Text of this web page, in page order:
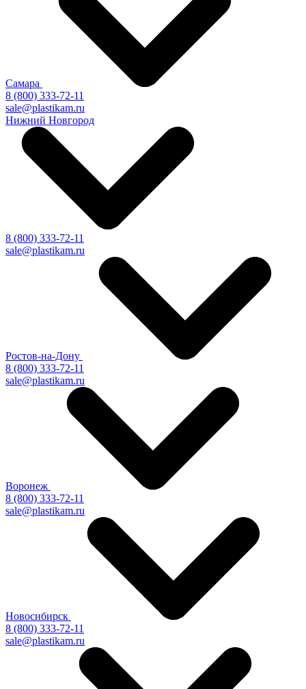
Самара
8 (800) 333-72-11
sale@plastikam.ru
Нижний Новгород
8 (800) 333-72-11
sale@plastikam.ru
Ростов-на-Дону
8 (800) 333-72-11
sale@plastikam.ru
Воронеж
8 (800) 333-72-11
sale@plastikam.ru
Новосибирск
8 (800) 333-72-11
sale@plastikam.ru